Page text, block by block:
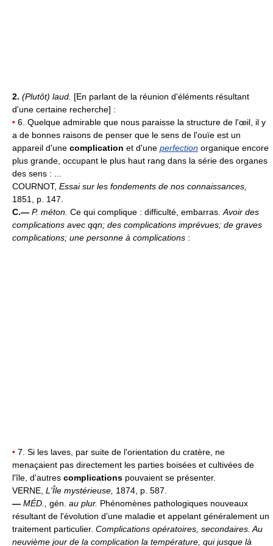
2. (Plutôt) laud. [En parlant de la réunion d'éléments résultant
d'une certaine recherche] :
• 6. Quelque admirable que nous paraisse la structure de l'œil, il y
a de bonnes raisons de penser que le sens de l'ouïe est un
appareil d'une complication et d'une perfection organique encore
plus grande, occupant le plus haut rang dans la série des organes
des sens : ...
COURNOT, Essai sur les fondements de nos connaissances,
1851, p. 147.
C.— P. méton. Ce qui complique : difficulté, embarras. Avoir des
complications avec qqn; des complications imprévues; de graves
complications; une personne à complications :
• 7. Si les laves, par suite de l'orientation du cratère, ne
menaçaient pas directement les parties boisées et cultivées de
l'île, d'autres complications pouvaient se présenter.
VERNE, L'Île mystérieuse, 1874, p. 587.
— MÉD., gén. au plur. Phénomènes pathologiques nouveaux
résultant de l'évolution d'une maladie et appelant généralement un
traitement particulier. Complications opératoires, secondaires. Au
neuvième jour de la complication la température, qui jusque là